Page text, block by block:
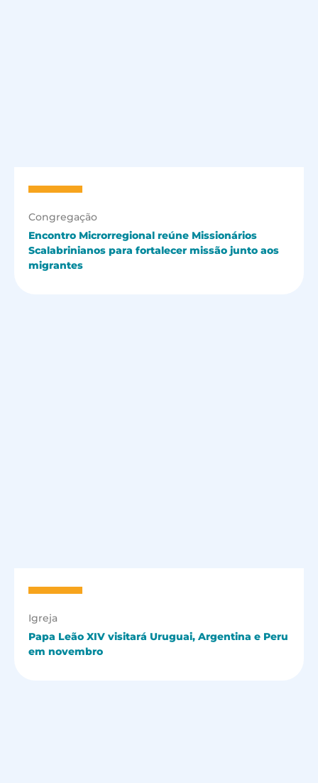
Congregação
Encontro Microrregional reúne Missionários
Scalabrinianos para fortalecer missão junto aos
migrantes
Igreja
Papa Leão XIV visitará Uruguai, Argentina e Peru
em novembro